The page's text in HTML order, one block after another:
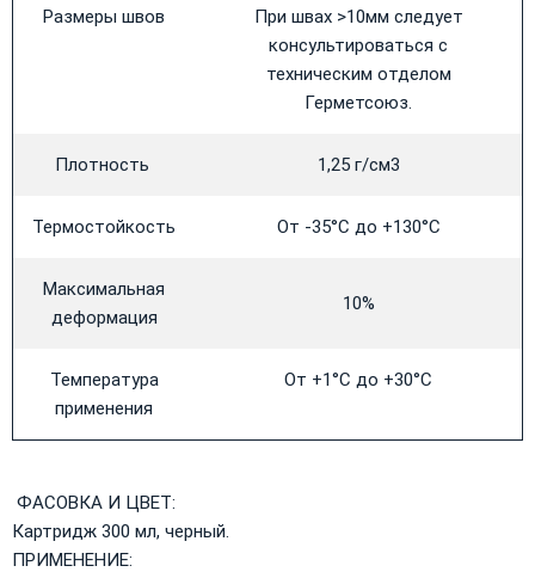
Размеры швов
При швах >10мм следует
консультироваться с
техническим отделом
Герметсоюз.
Плотность 1,25 г/см3
Термостойкость От -35°C до +130°C
Максимальная
деформация
10%
Температура
применения
От +1°C до +30°C
ФАСОВКА И ЦВЕТ:
Картридж 300 мл, черный.
ПРИМЕНЕНИЕ: